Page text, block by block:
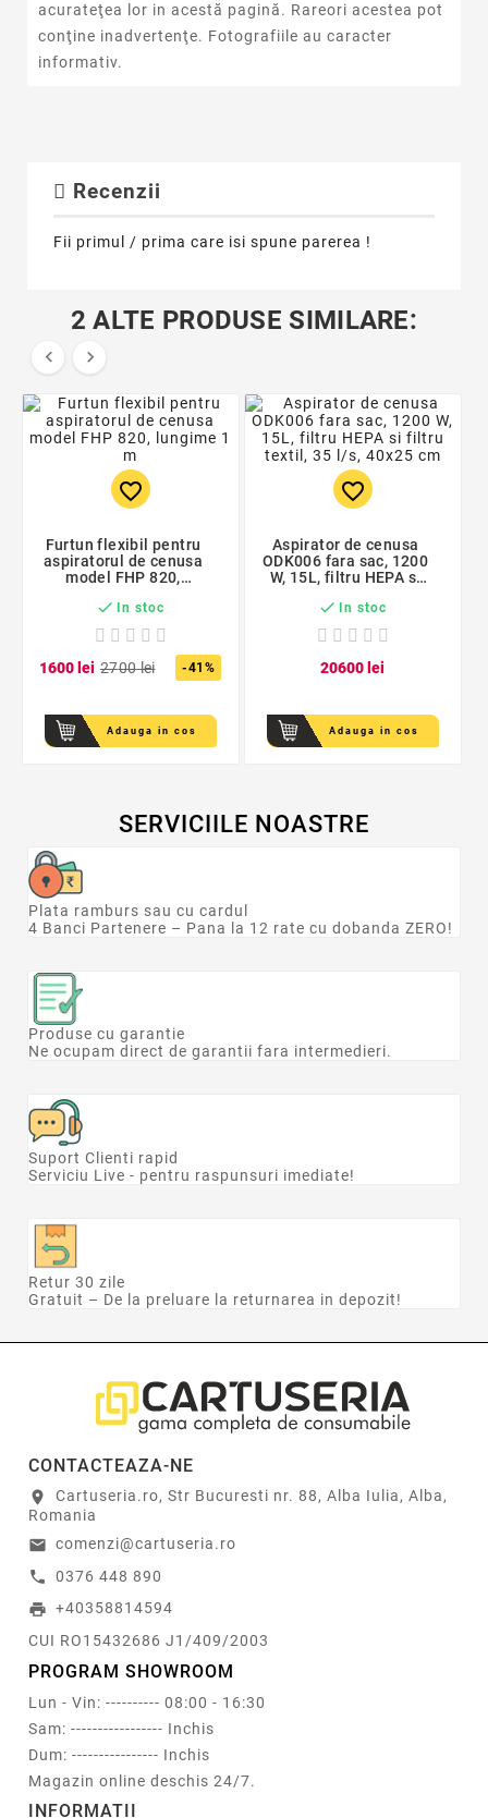
acurateţea lor in acestă pagină. Rareori acestea pot
conţine inadvertenţe. Fotografiile au caracter
informativ.
Recenzii
Fii primul / prima care isi spune parerea !
2 ALTE PRODUSE SIMILARE:
 
favorite_border
Furtun flexibil pentru
aspiratorul de cenusa
model FHP 820,
 In stoc
1600lei 2700lei -41%
Adauga in cos
favorite_border
Aspirator de cenusa
ODK006 fara sac, 1200
W, 15L, filtru HEPA si
40x25 cm
 In stoc
20600 lei
Adauga in cos
SERVICIILE NOASTRE
Plata ramburs sau cu cardul
4 Banci Partenere – Pana la 12 rate cu dobanda ZERO!
Produse cu garantie
Ne ocupam direct de garantii fara intermedieri.
Suport Clienti rapid
Serviciu Live - pentru raspunsuri imediate!
Retur 30 zile
Gratuit – De la preluare la returnarea in depozit!
CONTACTEAZA-NE
location_on
Cartuseria.ro, Str Bucuresti nr. 88, Alba Iulia, Alba,
Romania
email comenzi@cartuseria.ro
call 0376 448 890
print +40358814594
CUI RO15432686 J1/409/2003
PROGRAM SHOWROOM
Lun - Vin: ---------- 08:00 - 16:30
Sam: ----------------- Inchis
Dum: ---------------- Inchis
Magazin online deschis 24/7.
INFORMATII